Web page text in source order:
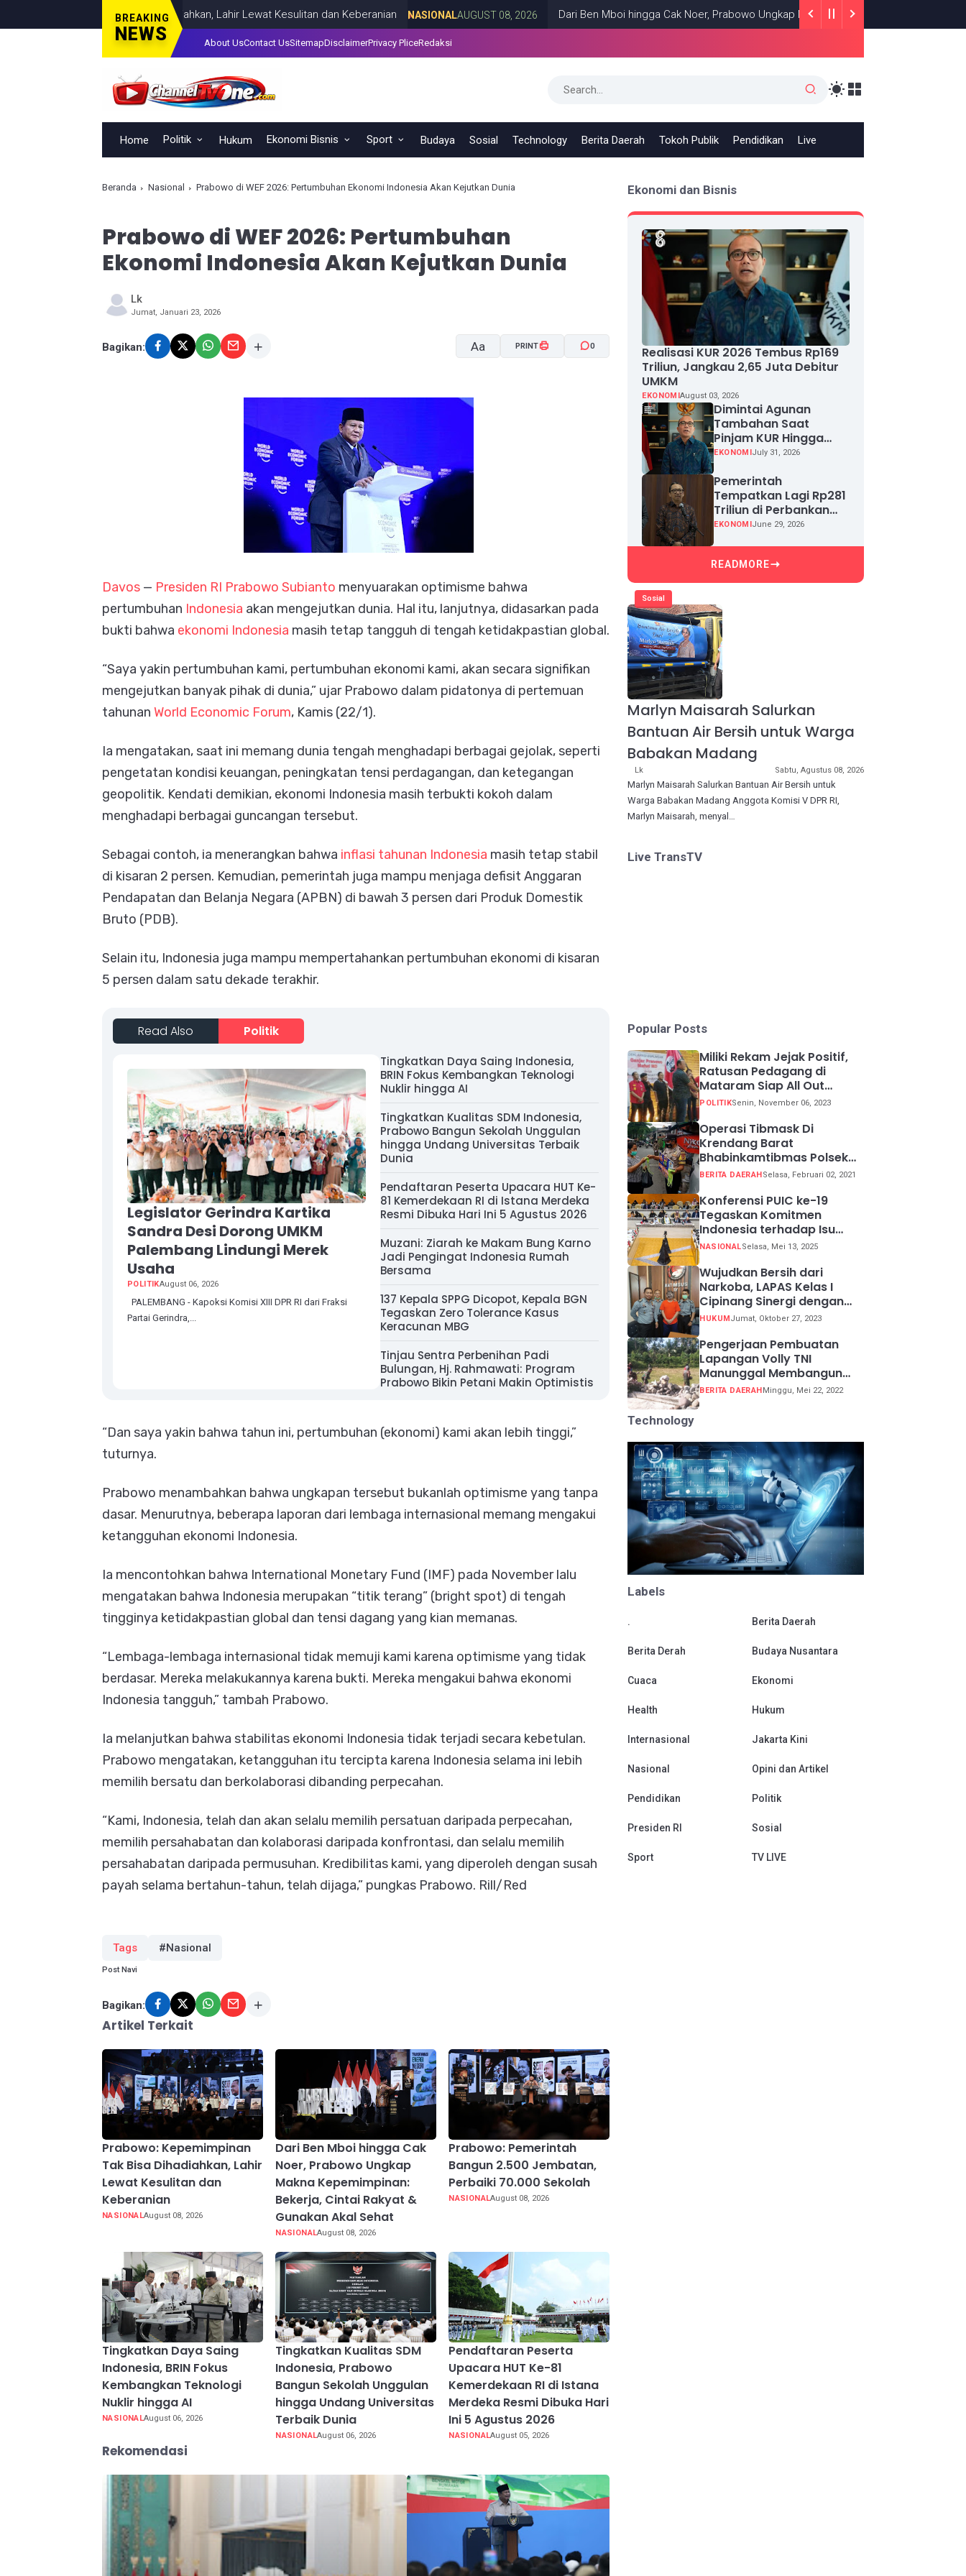
BREAKING
NEWS
Tak Bisa Dihadiahkan, Lahir Lewat Kesulitan dan Keberanian NASIONAL AUGUST 08, 2026 Dari Ben Mboi hingga Cak Noer, Prabowo Ungkap Makna Kepemimpinan: Bekerja, Cintai
About UsContact UsSitemapDisclaimerPrivacy PliceRedaksi
Home Politik Hukum Ekonomi Bisnis Sport Budaya Sosial Technology Berita Daerah Tokoh Publik Pendidikan Live
Beranda Nasional Prabowo di WEF 2026: Pertumbuhan Ekonomi Indonesia Akan Kejutkan Dunia
Prabowo di WEF 2026: Pertumbuhan
Ekonomi Indonesia Akan Kejutkan Dunia
Lk
Jumat, Januari 23, 2026
Bagikan: Aa PRINT 0
Davos — Presiden RI Prabowo Subianto menyuarakan optimisme bahwa
pertumbuhan Indonesia akan mengejutkan dunia. Hal itu, lanjutnya, didasarkan pada
bukti bahwa ekonomi Indonesia masih tetap tangguh di tengah ketidakpastian global.
“Saya yakin pertumbuhan kami, pertumbuhan ekonomi kami, akan secara signifikan
mengejutkan banyak pihak di dunia,” ujar Prabowo dalam pidatonya di pertemuan
tahunan World Economic Forum, Kamis (22/1).
Ia mengatakan, saat ini memang dunia tengah menghadapi berbagai gejolak, seperti
pengetatan kondisi keuangan, peningkatan tensi perdagangan, dan ketegangan
geopolitik. Kendati demikian, ekonomi Indonesia masih terbukti kokoh dalam
menghadapi berbagai guncangan tersebut.
Sebagai contoh, ia menerangkan bahwa inflasi tahunan Indonesia masih tetap stabil
di kisaran 2 persen. Kemudian, pemerintah juga mampu menjaga defisit Anggaran
Pendapatan dan Belanja Negara (APBN) di bawah 3 persen dari Produk Domestik
Bruto (PDB).
Selain itu, Indonesia juga mampu mempertahankan pertumbuhan ekonomi di kisaran
5 persen dalam satu dekade terakhir.
Read Also Politik
Legislator Gerindra Kartika
Sandra Desi Dorong UMKM
Palembang Lindungi Merek
Usaha
POLITIKAugust 06, 2026
PALEMBANG - Kapoksi Komisi XIII DPR RI dari Fraksi
Partai Gerindra,...
Tingkatkan Daya Saing Indonesia,
BRIN Fokus Kembangkan Teknologi
Nuklir hingga AI
Tingkatkan Kualitas SDM Indonesia,
Prabowo Bangun Sekolah Unggulan
hingga Undang Universitas Terbaik
Dunia
Pendaftaran Peserta Upacara HUT Ke-
81 Kemerdekaan RI di Istana Merdeka
Resmi Dibuka Hari Ini 5 Agustus 2026
Muzani: Ziarah ke Makam Bung Karno
Jadi Pengingat Indonesia Rumah
Bersama
137 Kepala SPPG Dicopot, Kepala BGN
Tegaskan Zero Tolerance Kasus
Keracunan MBG
Tinjau Sentra Perbenihan Padi
Bulungan, Hj. Rahmawati: Program
Prabowo Bikin Petani Makin Optimistis
“Dan saya yakin bahwa tahun ini, pertumbuhan (ekonomi) kami akan lebih tinggi,”
tuturnya.
Prabowo menambahkan bahwa ungkapan tersebut bukanlah optimisme yang tanpa
dasar. Menurutnya, beberapa laporan dari lembaga internasional memang mengakui
ketangguhan ekonomi Indonesia.
Ia mencontohkan bahwa International Monetary Fund (IMF) pada November lalu
mengatakan bahwa Indonesia merupakan “titik terang” (bright spot) di tengah
tingginya ketidakpastian global dan tensi dagang yang kian memanas.
“Lembaga-lembaga internasional tidak memuji kami karena optimisme yang tidak
berdasar. Mereka melakukannya karena bukti. Mereka mengakui bahwa ekonomi
Indonesia tangguh,” tambah Prabowo.
Ia melanjutkan bahwa stabilitas ekonomi Indonesia tidak terjadi secara kebetulan.
Prabowo mengatakan, ketangguhan itu tercipta karena Indonesia selama ini lebih
memilih bersatu dan berkolaborasi dibanding perpecahan.
“Kami, Indonesia, telah dan akan selalu memilih persatuan daripada perpecahan,
memilih persahabatan dan kolaborasi daripada konfrontasi, dan selalu memilih
persahabatan daripada permusuhan. Kredibilitas kami, yang diperoleh dengan susah
payah selama bertahun-tahun, telah dijaga,” pungkas Prabowo. Rill/Red
Tags #Nasional
Post Navi
Bagikan:
Artikel Terkait
Prabowo: Kepemimpinan
Tak Bisa Dihadiahkan, Lahir
Lewat Kesulitan dan
Keberanian
NASIONALAugust 08, 2026
Dari Ben Mboi hingga Cak
Noer, Prabowo Ungkap
Makna Kepemimpinan:
Bekerja, Cintai Rakyat &
Gunakan Akal Sehat
NASIONALAugust 08, 2026
Prabowo: Pemerintah
Bangun 2.500 Jembatan,
Perbaiki 70.000 Sekolah
NASIONALAugust 08, 2026
Tingkatkan Daya Saing
Indonesia, BRIN Fokus
Kembangkan Teknologi
Nuklir hingga AI
NASIONALAugust 06, 2026
Tingkatkan Kualitas SDM
Indonesia, Prabowo
Bangun Sekolah Unggulan
hingga Undang Universitas
Terbaik Dunia
NASIONALAugust 06, 2026
Pendaftaran Peserta
Upacara HUT Ke-81
Kemerdekaan RI di Istana
Merdeka Resmi Dibuka Hari
Ini 5 Agustus 2026
NASIONALAugust 05, 2026
Rekomendasi
Ekonomi dan Bisnis
Realisasi KUR 2026 Tembus Rp169
Triliun, Jangkau 2,65 Juta Debitur
UMKM
EKONOMIAugust 03, 2026
Dimintai Agunan
Tambahan Saat
Pinjam KUR Hingga
Rp100 Juta, Segera
EKONOMI July 31, 2026
Pemerintah
Tempatkan Lagi Rp281
Triliun di Perbankan
demi Jaga Likuiditas
EKONOMI June 29, 2026
READMORE
Sosial
Marlyn Maisarah Salurkan
Bantuan Air Bersih untuk Warga
Babakan Madang
Lk Sabtu, Agustus 08, 2026
Marlyn Maisarah Salurkan Bantuan Air Bersih untuk
Warga Babakan Madang Anggota Komisi V DPR RI,
Marlyn Maisarah, menyal…
Live TransTV
Popular Posts
Miliki Rekam Jejak Positif,
Ratusan Pedagang di
Mataram Siap All Out
Menangkan Ganjar-Mahfud
POLITIKSenin, November 06, 2023
Operasi Tibmask Di
Krendang Barat
Bhabinkamtibmas Polsek
Tambora Bagikan Masker
Prokes
BERITA DAERAHSelasa, Februari 02, 2021
Konferensi PUIC ke-19
Tegaskan Komitmen
Indonesia terhadap Isu
Lingkungan Global
NASIONALSelasa, Mei 13, 2025
Wujudkan Bersih dari
Narkoba, LAPAS Kelas I
Cipinang Sinergi dengan
Kepolisian Resor Metro
HUKUMJumat, Oktober 27, 2023
Pengerjaan Pembuatan
Lapangan Volly TNI
Manunggal Membangun
Desa (TMMD) ke 113
BERITA DAERAHMinggu, Mei 22, 2022
Technology
Labels
. Berita Daerah
Berita Derah Budaya Nusantara
Cuaca Ekonomi
Health Hukum
Internasional Jakarta Kini
Nasional Opini dan Artikel
Pendidikan Politik
Presiden RI Sosial
Sport TV LIVE